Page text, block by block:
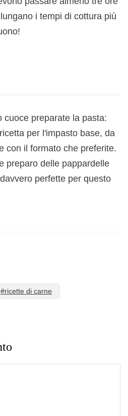
i tempi di cottura più
cuoce preparate la pasta:
per l'impasto base, da
con il formato che preferite.
preparo delle pappardelle
perfette per questo
#ricette di carne